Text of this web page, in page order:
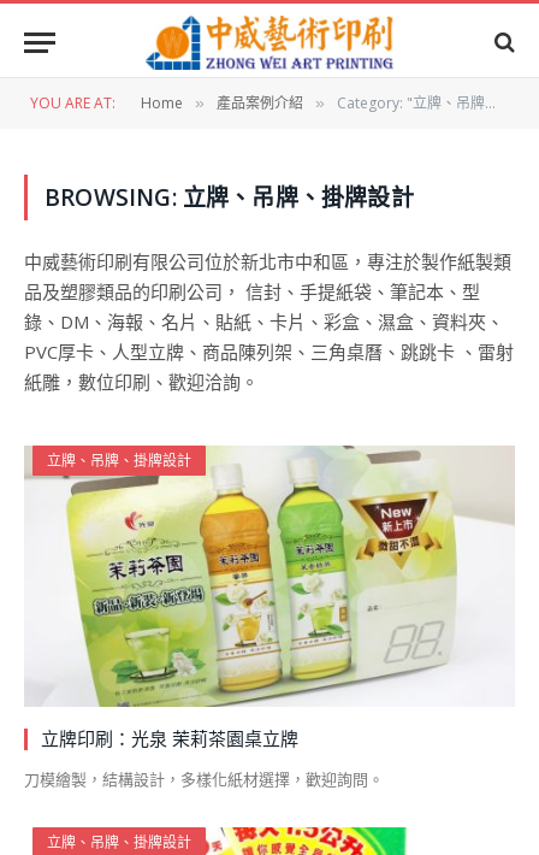
YOU ARE AT: Home » 產品案例介紹 » Category: "立牌、吊牌、掛牌設計"
BROWSING: 立牌、吊牌、掛牌設計
中威藝術印刷有限公司位於新北市中和區，專注於製作紙製類
品及塑膠類品的印刷公司， 信封、手提紙袋、筆記本、型
錄、DM、海報、名片、貼紙、卡片、彩盒、濕盒、資料夾、
PVC厚卡、人型立牌、商品陳列架、三角桌曆、跳跳卡 、雷射
紙雕，數位印刷、歡迎洽詢。
立牌、吊牌、掛牌設計
立牌印刷：光泉 茉莉茶園桌立牌
刀模繪製，結構設計，多樣化紙材選擇，歡迎詢問。
立牌、吊牌、掛牌設計